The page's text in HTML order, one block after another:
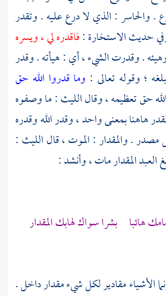
. والحاسر : الذي لا درع عليه . وتقدر
حديث الاستخارة :فاقدره لي ، ويسره
. وقدرت الشيء ، أي : هيأته . وقدر
؛ وقوله تعالى : وما قدروا الله حق
حق تعظيمه ، وقالالليث: ما وصفوه
هاهنا بمعنى واحد ، وقدر الله وقدره
. والمقدار : الموت ، قالالليث :
العبد المقدار مات ، وأنشد :
هائبا بشرا سواك لهابك المقدار
الأشياء مقادير لكل شيء مقدار داخل .